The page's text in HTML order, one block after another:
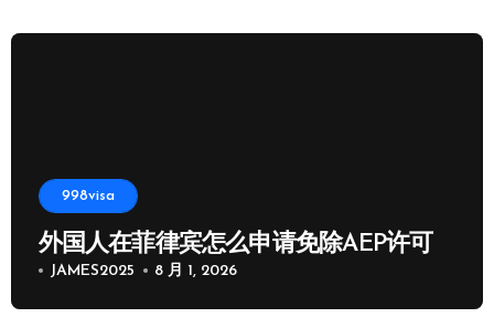
998visa
外国人在菲律宾怎么申请免除AEP许可
JAMES2025 8 月 1, 2026